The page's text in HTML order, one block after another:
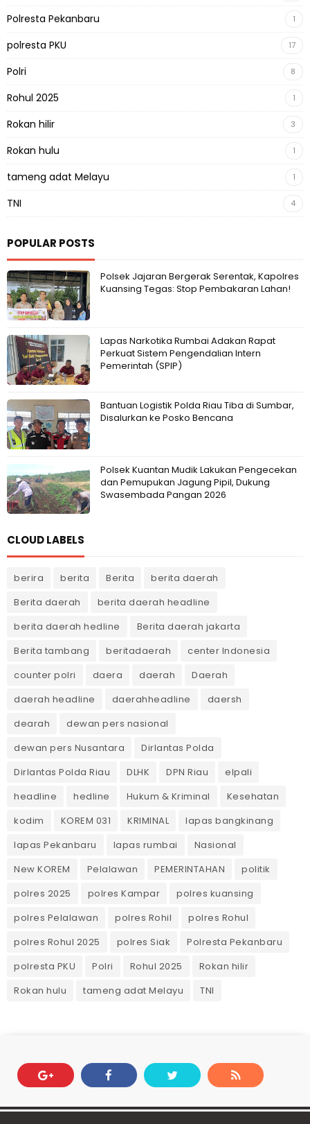
Polresta Pekanbaru 1
polresta PKU 17
Polri 8
Rohul 2025 1
Rokan hilir 3
Rokan hulu 1
tameng adat Melayu 1
TNI 4
POPULAR POSTS
Polsek Jajaran Bergerak Serentak, Kapolres
Kuansing Tegas: Stop Pembakaran Lahan!
Lapas Narkotika Rumbai Adakan Rapat
Perkuat Sistem Pengendalian Intern
Pemerintah (SPIP)
Bantuan Logistik Polda Riau Tiba di Sumbar,
Disalurkan ke Posko Bencana
Polsek Kuantan Mudik Lakukan Pengecekan
dan Pemupukan Jagung Pipil, Dukung
Swasembada Pangan 2026
CLOUD LABELS
berira berita Berita
berita daerah
Berita daerah
berita daerah headline
berita daerah hedline
Berita daerah jakarta
Berita tambang
beritadaerah
center Indonesia
counter polri
daera daerah
Daerah
daerah headline
daerahheadline
daersh
dearah
dewan pers nasional
dewan pers Nusantara
Dirlantas Polda
Dirlantas Polda Riau
DLHK DPN Riau
elpali
headline
hedline Hukum & Kriminal
Kesehatan
kodim
KOREM 031 KRIMINAL
lapas bangkinang
lapas Pekanbaru
lapas rumbai
Nasional
New KOREM
Pelalawan PEMERINTAHAN
politik
polres 2025
polres Kampar
polres kuansing
polres Pelalawan
polres Rohil
polres Rohul
polres Rohul 2025
polres Siak
Polresta Pekanbaru
polresta PKU
Polri Rohul 2025
Rokan hilir
Rokan hulu
tameng adat Melayu TNI